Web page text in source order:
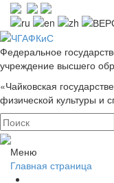
Федеральное
учреждение высшего
«Чайковская
физической культуры и
Меню
Главная страница